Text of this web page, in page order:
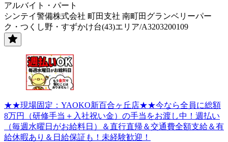
アルバイト・パート
シンテイ警備株式会社 町田支社 南町田グランベリーパー
ク・つくし野・すずかけ台(43)エリア/A3203200109
★★現場固定：YAOKO新百合ヶ丘店★★今なら全員に総額
8万円（研修手当＋入社祝い金）の手当をお渡し中！週払い
（毎週水曜日がお給料日）＆直行直帰＆交通費全額支給＆有
給休暇あり＆日給保証も！未経験歓迎！